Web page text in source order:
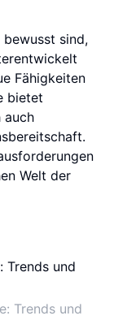
sind,
Fähigkeiten
bietet
auch
Welt der
Trends und